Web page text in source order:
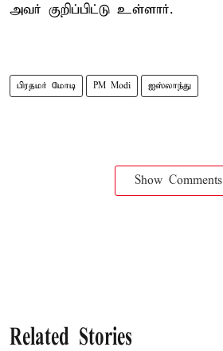
அவர் குறிப்பிட்டு உள்ளார்.
பிரதமர் மோடி PM Modi ஐஸ்லாந்து
Show Comments
Related Stories